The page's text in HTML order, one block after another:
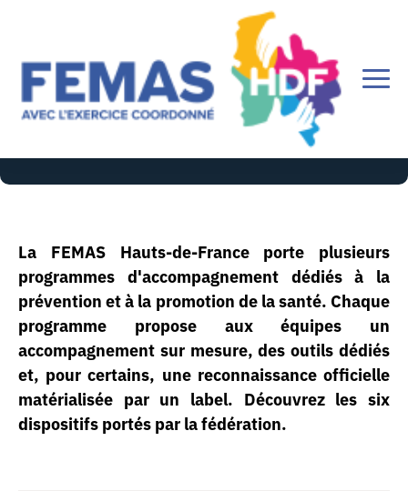
Labels prévention
La FEMAS Hauts-de-France porte plusieurs
programmes d'accompagnement dédiés à la
prévention et à la promotion de la santé. Chaque
programme propose aux équipes un
accompagnement sur mesure, des outils dédiés
et, pour certains, une reconnaissance officielle
matérialisée par un label. Découvrez les six
dispositifs portés par la fédération.